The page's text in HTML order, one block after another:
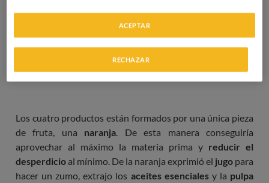
Los cuatro productos están formados por una única pieza
de fruta, una naranja. De esta manera conseguiría
aprovechar al máximo la materia prima y reducir el
desperdicio al mínimo. De la naranja exprimió el jugo para
hacer un zumo, extrajo los aceites esencialesy la pulpa
RECHAZAR
ACEPTAR